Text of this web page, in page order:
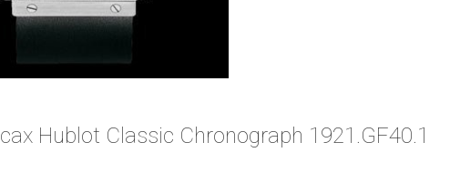
Hublot Classic Chronograph 1921.GF40.1